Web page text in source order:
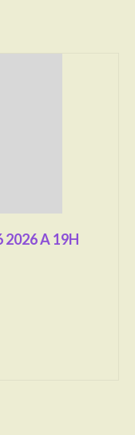
2026 A 19H